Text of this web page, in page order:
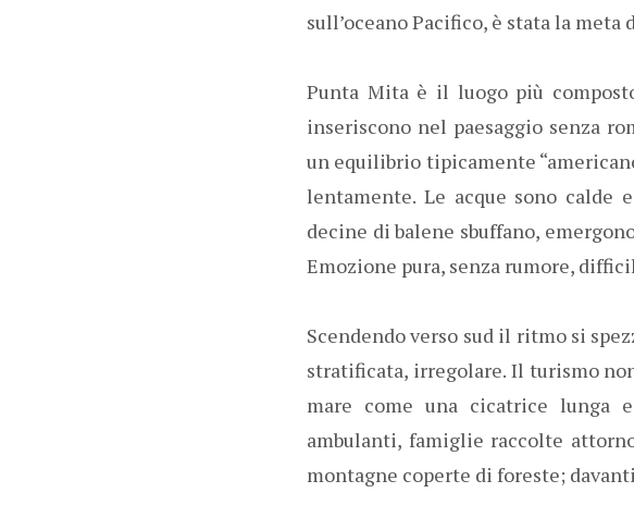
sull’oceano Pacifico, è stata la
Punta Mita è il luogo più
inseriscono nel paesaggio senza
un equilibrio tipicamente
lentamente. Le acque sono calde
decine di balene sbuffano,
Emozione pura, senza rumore,
Scendendo verso sud il ritmo si
stratificata, irregolare. Il turismo
mare come una cicatrice lunga
ambulanti, famiglie raccolte
montagne coperte di foreste;